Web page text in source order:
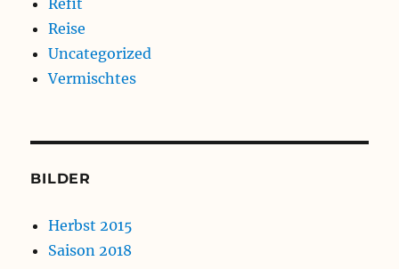
Refit
Reise
Uncategorized
Vermischtes
BILDER
Herbst 2015
Saison 2018